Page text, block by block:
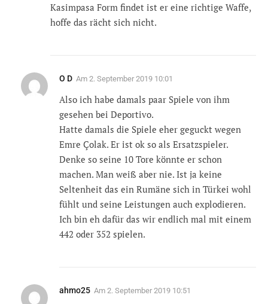
Kasimpasa Form findet ist er eine richtige Waffe,
hoffe das rächt sich nicht.
O D Am 2. September 2019 10:01
Also ich habe damals paar Spiele von ihm
gesehen bei Deportivo.
Hatte damals die Spiele eher geguckt wegen
Emre Çolak. Er ist ok so als Ersatzspieler.
Denke so seine 10 Tore könnte er schon
machen. Man weiß aber nie. Ist ja keine
Seltenheit das ein Rumäne sich in Türkei wohl
fühlt und seine Leistungen auch explodieren.
Ich bin eh dafür das wir endlich mal mit einem
442 oder 352 spielen.
ahmo25 Am 2. September 2019 10:51